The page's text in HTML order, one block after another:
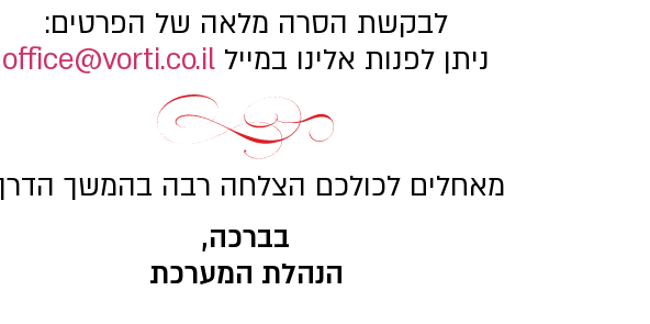
לבקשת הסרה מלאה של הפרטים:
ניתן לפנות אלינו במייל office@vorti.co.il
מאחלים לכולכם הצלחה רבה בהמשך
בברכה,
הנהלת המערכת